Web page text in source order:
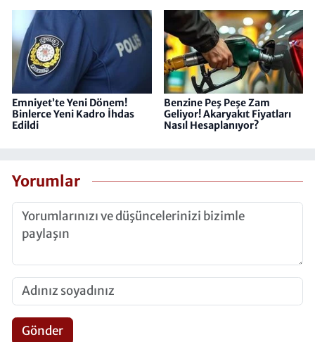
Emniyet’te Yeni Dönem!
Binlerce Yeni Kadro İhdas
Edildi
Benzine Peş Peşe Zam
Geliyor! Akaryakıt Fiyatları
Nasıl Hesaplanıyor?
Yorumlar
Gönder